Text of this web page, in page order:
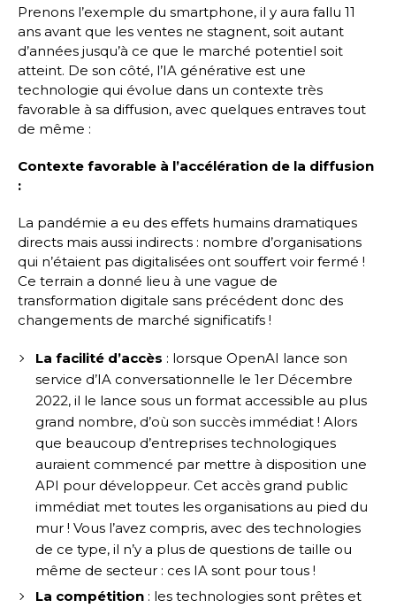
Prenons l’exemple du smartphone, il y aura fallu 11
ans avant que les ventes ne stagnent, soit autant
d’années jusqu’à ce que le marché potentiel soit
atteint. De son côté, l’IA générative est une
technologie qui évolue dans un contexte très
favorable à sa diffusion, avec quelques entraves tout
de même :
Contexte favorable à l’accélération de la diffusion
:
La pandémie a eu des effets humains dramatiques
directs mais aussi indirects : nombre d’organisations
qui n’étaient pas digitalisées ont souffert voir fermé !
Ce terrain a donné lieu à une vague de
transformation digitale sans précédent donc des
changements de marché significatifs !
La facilité d’accès : lorsque OpenAI lance son
service d’IA conversationnelle le 1er Décembre
2022, il le lance sous un format accessible au plus
grand nombre, d’où son succès immédiat ! Alors
que beaucoup d’entreprises technologiques
auraient commencé par mettre à disposition une
API pour développeur. Cet accès grand public
immédiat met toutes les organisations au pied du
mur ! Vous l’avez compris, avec des technologies
de ce type, il n’y a plus de questions de taille ou
même de secteur : ces IA sont pour tous !
La compétition : les technologies sont prêtes et